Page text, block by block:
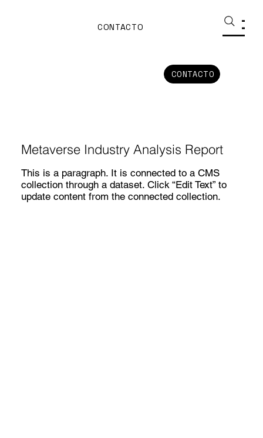
CONTACTO
CONTACTO
Metaverse Industry Analysis Report
This is a paragraph. It is connected to a CMS
collection through a dataset. Click “Edit Text” to
update content from the connected collection.